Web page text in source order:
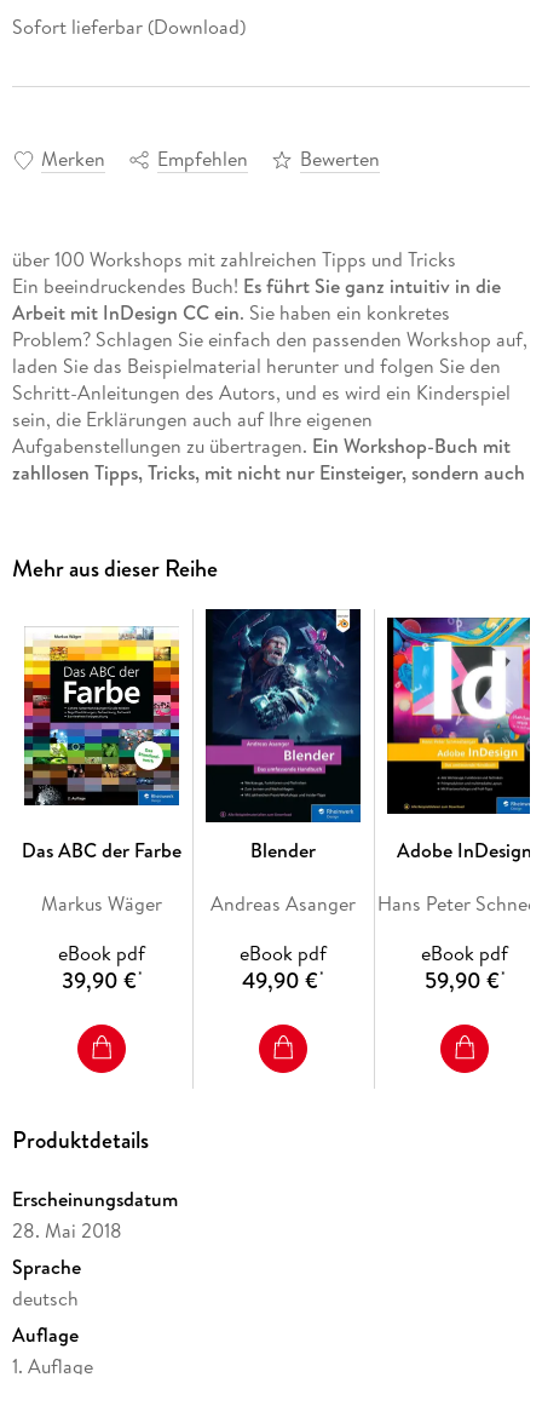
Sofort lieferbar (Download)
Merken Empfehlen Bewerten
über 100 Workshops mit zahlreichen Tipps und Tricks
Ein beeindruckendes Buch! Es führt Sie ganz intuitiv in die
Arbeit mit InDesign CC ein. Sie haben ein konkretes
Problem? Schlagen Sie einfach den passenden Workshop auf,
laden Sie das Beispielmaterial herunter und folgen Sie den
Schritt-Anleitungen des Autors, und es wird ein Kinderspiel
sein, die Erklärungen auch auf Ihre eigenen
Aufgabenstellungen zu übertragen. Ein Workshop-Buch mit
zahllosen Tipps, Tricks, mit nicht nur Einsteiger, sondern auch
Dokumente erstellen und verwalten
Grafische Arbeiten
Grundlagen der Textbearbeitung
Farbe
Bilder und Grafiken
Gestaltungsraster und Musterseiten
Effekte
Listen und Tabellen
Buch-Funktion
Datenaufbereitung und Ausgabe
Inhaltsverzeichnis
Der Download zum Buch . . . 14
Über dieses Buch . . . 15
Mehr aus dieser Reihe
Das ABC der Farbe
Markus Wäger
eBook pdf
39,90 €*
Blender
Andreas Asanger
eBook pdf
49,90 €*
Adobe InDesign
eBook pdf
59,90 €*
Produktdetails
Erscheinungsdatum
28. Mai 2018
Sprache
deutsch
Auflage
1. Auflage